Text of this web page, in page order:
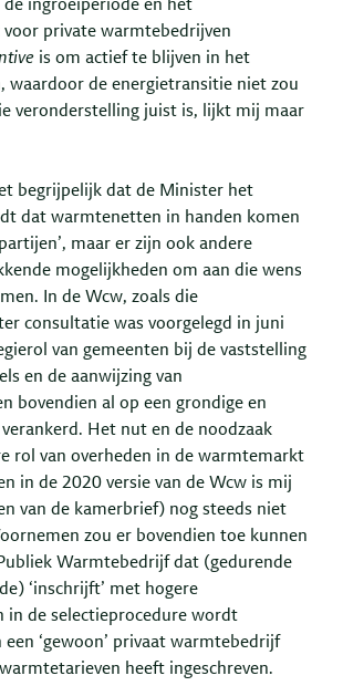
ingroeiperiode en het
voor private warmtebedrijven
is om actief te blijven in het
waardoor de energietransitie niet zou
veronderstelling juist is, lijkt mij maar
begrijpelijk dat de Minister het
dat warmtenetten in handen komen
maar er zijn ook andere
mogelijkheden om aan die wens
In de Wcw, zoals die
consultatie was voorgelegd in juni
van gemeenten bij de vaststelling
en de aanwijzing van
bovendien al op een grondige en
Het nut en de noodzaak
rol van overheden in de warmtemarkt
in de 2020 versie van de Wcw is mij
van de kamerbrief) nog steeds niet
zou er bovendien toe kunnen
Warmtebedrijf dat (gedurende
‘inschrijft’ met hogere
in de selectieprocedure wordt
een ‘gewoon’ privaat warmtebedrijf
heeft ingeschreven.